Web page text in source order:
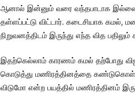
ஆனால் இன்னும் வரை வந்தபாடாக இல்லை.
தள்ளப்பட்டு விட்டார். கடைசியாக கமல்,
நிறுவனத்திடம் இருந்து எந்த வித
இதற்கெல்லாம் காரணம் கமல் தற்போது விஜய்
கொடுத்து மணிரத்தினத்தை
விடுமோ என்ற பயத்தில் மணிரத்தினம்